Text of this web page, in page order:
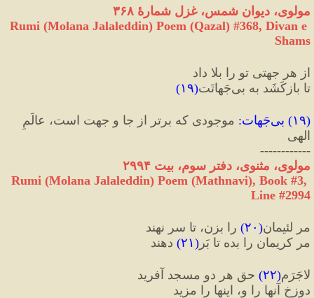
مولوی، دیوان شمس، غزل شمارهٔ ۳۶۸
Rumi (Molana Jalaleddin) Poem (Qazal) #368, Divan e
Shams
از هر جهتی تو را بلا داد
تا بازکَشَد به بی‌جَهاتَت
(۱۹)
(۱۹) بی‌جَهات :
الهی
------------
مولوی، مثنوی، دفتر سوم، بیت ۲۹۹۴
Rumi (Molana Jalaleddin) Poem (Mathnavi), Book #3,
Line #2994
مر لئیمان( ۲۰) را بزن، تا سر نهند
مر کریمان را بده تا بَر (۲۱) دهند
لاجَرَم(۲۲) حق هر دو مسجد آفرید
دوزخ آنها را و، اینها را مزید